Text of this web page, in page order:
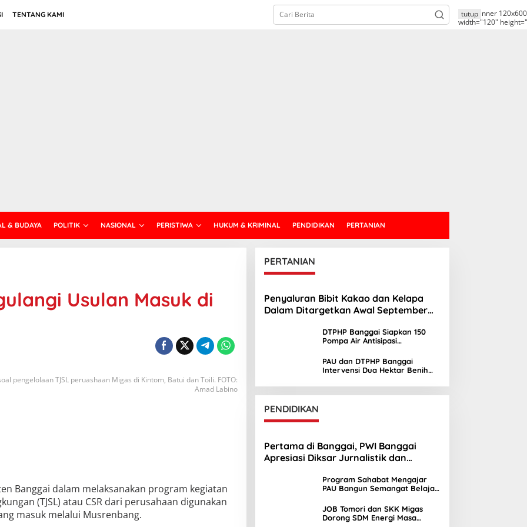
TENTANG KAMI
& BUDAYA POLITIK NASIONAL PERISTIWA HUKUM & KRIMINAL PENDIDIKAN PERTANIAN
tutup
alt="banner
width="120"
Usulan Masuk di
pengelolaan TJSL peruashaan Migas di Kintom, Batui dan Toili. FOTO:
Amad Labino
Banggai dalam melaksanakan program kegiatan
(TJSL) atau CSR dari perusahaan digunakan
masuk melalui Musrenbang.
PERTANIAN
Penyaluran Bibit Kakao dan Kelapa
Dalam Ditargetkan Awal September
DTPHP Banggai Siapkan 150
Pompa Air Antisipasi
PAU dan DTPHP Banggai
Intervensi Dua Hektar Benih
PENDIDIKAN
Pertama di Banggai, PWI Banggai
Apresiasi Diksar Jurnalistik dan
Program Sahabat Mengajar
PAU Bangun Semangat Belajar
JOB Tomori dan SKK Migas
Dorong SDM Energi Masa